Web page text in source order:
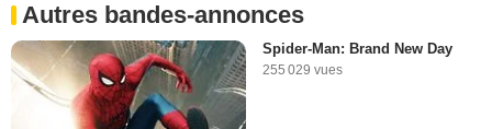
Autres bandes-annonces
Spider-Man: Brand New Day
255 029 vues